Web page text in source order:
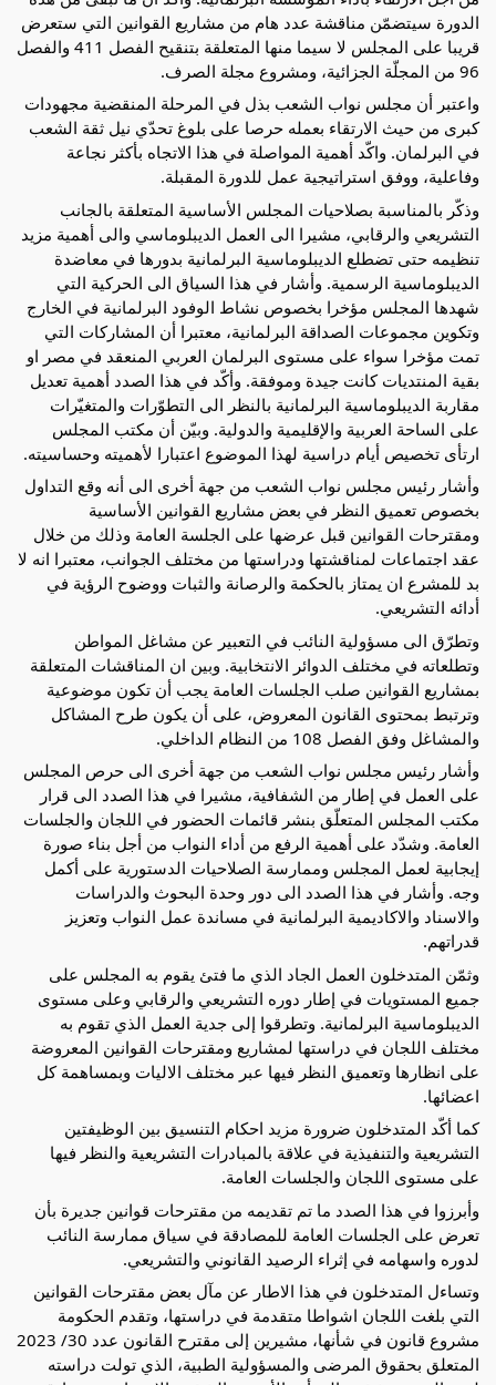
الدورة سيتضمّن مناقشة عدد هام من مشاريع القوانين التي ستعرض
قريبا على المجلس لا سيما منها المتعلقة بتنقيح الفصل 411 والفصل
96 من المجلّة الجزائية، ومشروع مجلة الصرف.
واعتبر أن مجلس نواب الشعب بذل في المرحلة المنقضية مجهودات
كبرى من حيث الارتقاء بعمله حرصا على بلوغ تحدّي نيل ثقة الشعب
في البرلمان. واكّد أهمية المواصلة في هذا الاتجاه بأكثر نجاعة
وفاعلية، ووفق استراتيجية عمل للدورة المقبلة.
وذكّر بالمناسبة بصلاحيات المجلس الأساسية المتعلقة بالجانب
التشريعي والرقابي، مشيرا الى العمل الديبلوماسي والى أهمية مزيد
تنظيمه حتى تضطلع الديبلوماسية البرلمانية بدورها في معاضدة
الديبلوماسية الرسمية. وأشار في هذا السياق الى الحركية التي
شهدها المجلس مؤخرا بخصوص نشاط الوفود البرلمانية في الخارج
وتكوين مجموعات الصداقة البرلمانية، معتبرا أن المشاركات التي
تمت مؤخرا سواء على مستوى البرلمان العربي المنعقد في مصر او
بقية المنتديات كانت جيدة وموفقة. وأكّد في هذا الصدد أهمية تعديل
مقاربة الديبلوماسية البرلمانية بالنظر الى التطوّرات والمتغيّرات
على الساحة العربية والإقليمية والدولية. وبيّن أن مكتب المجلس
ارتأى تخصيص أيام دراسية لهذا الموضوع اعتبارا لأهميته وحساسيته.
وأشار رئيس مجلس نواب الشعب من جهة أخرى الى أنه وقع التداول
بخصوص تعميق النظر في بعض مشاريع القوانين الأساسية
ومقترحات القوانين قبل عرضها على الجلسة العامة وذلك من خلال
عقد اجتماعات لمناقشتها ودراستها من مختلف الجوانب، معتبرا انه لا
بد للمشرع ان يمتاز بالحكمة والرصانة والثبات ووضوح الرؤية في
أدائه التشريعي.
وتطرّق الى مسؤولية النائب في التعبير عن مشاغل المواطن
وتطلعاته في مختلف الدوائر الانتخابية. وبين ان المناقشات المتعلقة
بمشاريع القوانين صلب الجلسات العامة يجب أن تكون موضوعية
وترتبط بمحتوى القانون المعروض، على أن يكون طرح المشاكل
والمشاغل وفق الفصل 108 من النظام الداخلي.
وأشار رئيس مجلس نواب الشعب من جهة أخرى الى حرص المجلس
على العمل في إطار من الشفافية، مشيرا في هذا الصدد الى قرار
مكتب المجلس المتعلّق بنشر قائمات الحضور في اللجان والجلسات
العامة. وشدّد على أهمية الرفع من أداء النواب من أجل بناء صورة
إيجابية لعمل المجلس وممارسة الصلاحيات الدستورية على أكمل
وجه. وأشار في هذا الصدد الى دور وحدة البحوث والدراسات
والاسناد والاكاديمية البرلمانية في مساندة عمل النواب وتعزيز
قدراتهم.
وثمّن المتدخلون العمل الجاد الذي ما فتئ يقوم به المجلس على
جميع المستويات في إطار دوره التشريعي والرقابي وعلى مستوى
الديبلوماسية البرلمانية. وتطرقوا إلى جدية العمل الذي تقوم به
مختلف اللجان في دراستها لمشاريع ومقترحات القوانين المعروضة
على انظارها وتعميق النظر فيها عبر مختلف الاليات وبمساهمة كل
اعضائها.
كما أكّد المتدخلون ضرورة مزيد احكام التنسيق بين الوظيفتين
التشريعية والتنفيذية في علاقة بالمبادرات التشريعية والنظر فيها
على مستوى اللجان والجلسات العامة.
وأبرزوا في هذا الصدد ما تم تقديمه من مقترحات قوانين جديرة بأن
تعرض على الجلسات العامة للمصادقة في سياق ممارسة النائب
لدوره واسهامه في إثراء الرصيد القانوني والتشريعي.
وتساءل المتدخلون في هذا الاطار عن مآل بعض مقترحات القوانين
التي بلغت اللجان اشواطا متقدمة في دراستها، وتقدم الحكومة
مشروع قانون في شأنها، مشيرين إلى مقترح القانون عدد 30/ 2023
المتعلق بحقوق المرضى والمسؤولية الطبية، الذي تولت دراسته